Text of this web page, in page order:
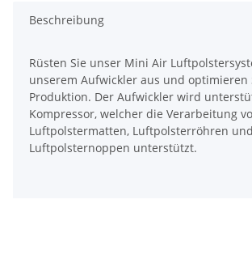
Beschreibung
Rüsten Sie unser Mini Air
unserem Aufwickler aus und optimieren
Produktion. Der Aufwickler wird
Kompressor, welcher die Verarbeitung
Luftpolstermatten, Luftpolsterröhren und
Luftpolsternoppen unterstützt.